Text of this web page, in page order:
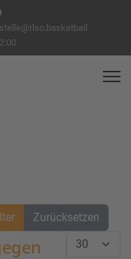
Zurücksetzen
Anzeige #